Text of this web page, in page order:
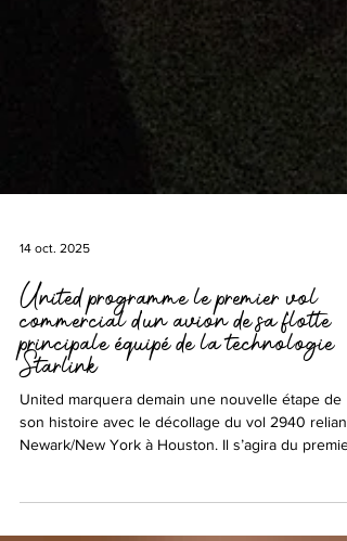
14 oct. 2025
United programme le premier vol
commercial d’un avion de sa flotte
principale équipé de la technologie
Starlink
United marquera demain une nouvelle étape de
son histoire avec le décollage du vol 2940 reliant
vol d’une Major américaine équipé de la